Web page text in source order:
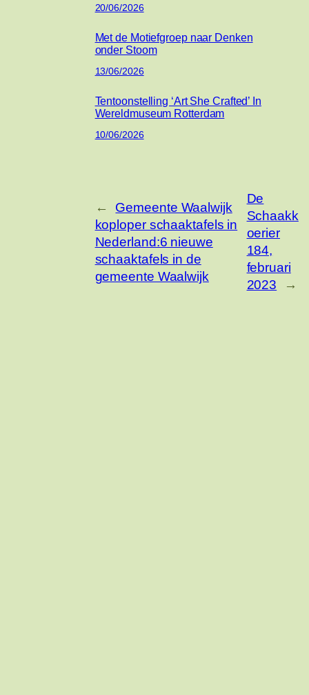
20/06/2026
Met de Motiefgroep naar Denken
onder Stoom
13/06/2026
Tentoonstelling ‘Art She Crafted’ In
Wereldmuseum Rotterdam
10/06/2026
←
Gemeente Waalwijk
koploper schaaktafels in
Nederland:6 nieuwe
schaaktafels in de
gemeente Waalwijk
De
Schaakk
oerier
184,
februari
2023
→